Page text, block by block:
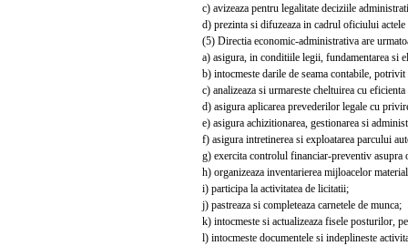
c) avizeaza pentru legalitate deciziile
d) prezinta si difuzeaza in cadrul oficiului actele
(5) Directia economic-administrativa are
a) asigura, in conditiile legii, fundamentarea si
b) intocmeste darile de seama contabile,
c) analizeaza si urmareste cheltuirea cu
d) asigura aplicarea prevederilor legale cu
e) asigura achizitionarea, gestionarea si
f) asigura intretinerea si exploatarea parcului
g) exercita controlul financiar-preventiv asupra
h) organizeaza inventarierea mijloacelor
i) participa la activitatea de licitatii;
j) pastreaza si completeaza carnetele de munca;
k) intocmeste si actualizeaza fisele posturilor,
l) intocmeste documentele si indeplineste